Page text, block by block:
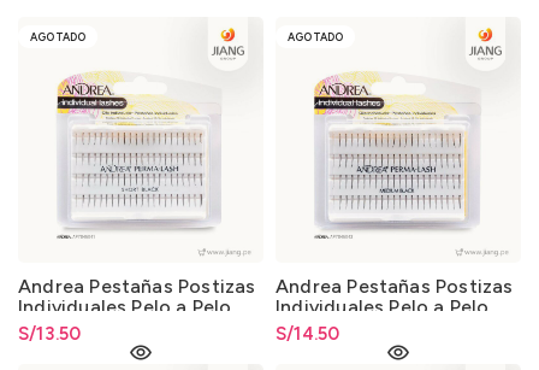
AGOTADO
Andrea Pestañas Postizas
Individuales Pelo a Pelo
Talla S Negro
S/13.50
AGOTADO
Andrea Pestañas Postizas
Individuales Pelo a Pelo
Talla M Negro
S/14.50